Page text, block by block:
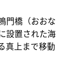
門橋（おおな
設置された海
真上まで移動